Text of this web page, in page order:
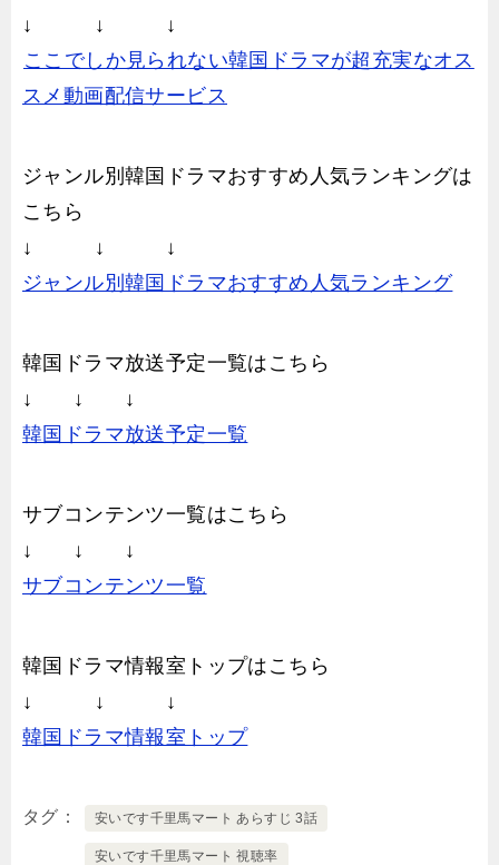
↓ ↓ ↓
ここでしか見られない韓国ドラマが超充実なオス
スメ動画配信サービス
ジャンル別韓国ドラマおすすめ人気ランキングは
こちら
↓ ↓ ↓
ジャンル別韓国ドラマおすすめ人気ランキング
韓国ドラマ放送予定一覧はこちら
↓ ↓ ↓
韓国ドラマ放送予定一覧
サブコンテンツ一覧はこちら
↓ ↓ ↓
サブコンテンツ一覧
韓国ドラマ情報室トップはこちら
↓ ↓ ↓
韓国ドラマ情報室トップ
タグ 安いです千里馬マート あらすじ 3話
安いです千里馬マート 視聴率